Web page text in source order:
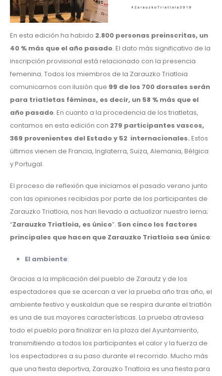
En esta edición ha habido 2.800 personas preinscritas, un
40 % más que el año pasado. El dato más significativo de la
inscripción provisional está relacionado con la presencia
femenina. Todos los miembros de la Zarauzko Triatloia
comunicamos con ilusión que 99 de los 700 dorsales serán
para triatletas féminas, es decir, un 58 % más que el
año pasado. En cuanto a la procedencia de los triatletas,
contamos en esta edición con 279 participantes vascos,
369 provenientes del Estado y 52 internacionales. Estos
últimos vienen de Francia, Inglaterra, Suiza, Alemania, Bélgica
y Portugal.
El proceso de reflexión que iniciamos el pasado verano junto
con las opiniones recibidas por parte de los participantes de
Zarauzko Triatloia, nos han llevado a actualizar nuestro lema;
“Zarauzko Triatloia, es único”. Son cinco los factores
principales que hacen que Zarauzko Triatloia sea único:
El ambiente:
Gracias a la implicación del pueblo de Zarautz y de los
espectadores que se acercan a ver la prueba año tras año, el
ambiente festivo y euskaldun que se respira durante el triatlón
es una de sus mayores características. La prueba atraviesa
todo el pueblo para finalizar en la plaza del Ayuntamiento,
transmitiendo a todos los participantes el calor y la fuerza de
los espectadores a su paso durante el recorrido. Mucho más
que una fiesta deportiva, Zarauzko Triatloia es una fiesta para